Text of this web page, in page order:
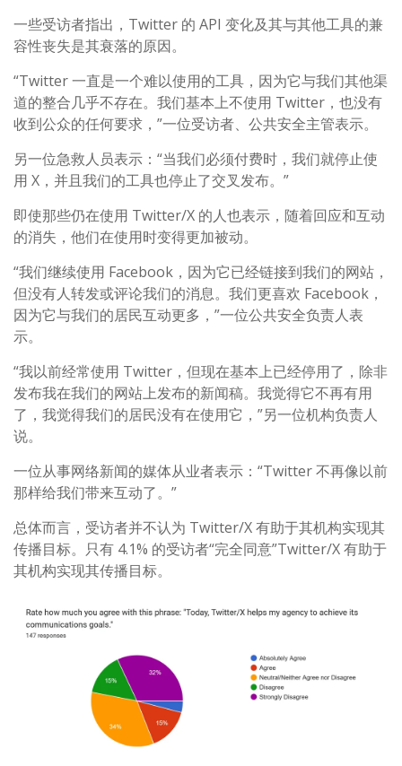
一些受访者指出，Twitter 的 API 变化及其与其他工具的兼
容性丧失是其衰落的原因。
“Twitter 一直是一个难以使用的工具，因为它与我们其他渠
道的整合几乎不存在。我们基本上不使用 Twitter，也没有
收到公众的任何要求，”一位受访者、公共安全主管表示。
另一位急救人员表示：“当我们必须付费时，我们就停止使
用 X，并且我们的工具也停止了交叉发布。”
即使那些仍在使用 Twitter/X 的人也表示，随着回应和互动
的消失，他们在使用时变得更加被动。
“我们继续使用 Facebook，因为它已经链接到我们的网站，
但没有人转发或评论我们的消息。我们更喜欢 Facebook，
因为它与我们的居民互动更多，”一位公共安全负责人表
示。
“我以前经常使用 Twitter，但现在基本上已经停用了，除非
发布我在我们的网站上发布的新闻稿。我觉得它不再有用
了，我觉得我们的居民没有在使用它，”另一位机构负责人
说。
一位从事网络新闻的媒体从业者表示：“Twitter 不再像以前
那样给我们带来互动了。”
总体而言，受访者并不认为 Twitter/X 有助于其机构实现其
传播目标。只有 4.1% 的受访者“完全同意”Twitter/X 有助于
其机构实现其传播目标。